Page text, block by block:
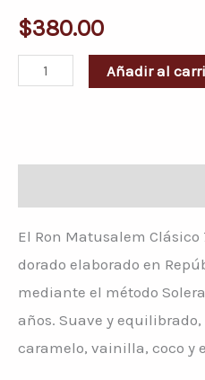
$380.00
Añadir al
El Ron Matusalem
dorado elaborado en
mediante el método
años. Suave y
caramelo, vainilla, coco y